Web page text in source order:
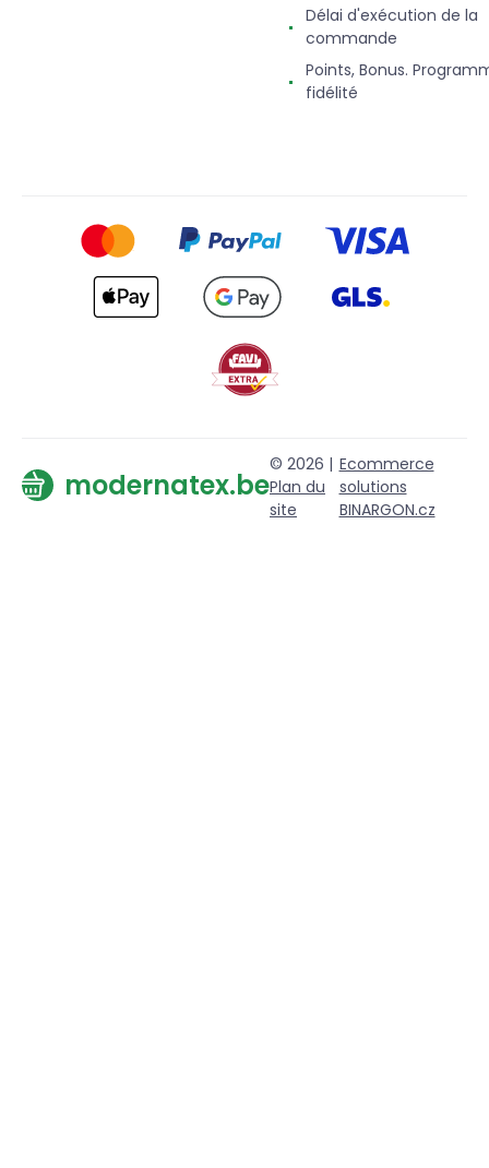
Délai d'exécution de la
commande
Points, Bonus.
fidélité
modernatex.be
© 2026 |
Plan du
site
Ecommerce
solutions
BINARGON.cz